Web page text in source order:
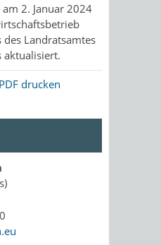
2. Januar 2024
des Landratsamtes
aktualisiert.
PDF drucken